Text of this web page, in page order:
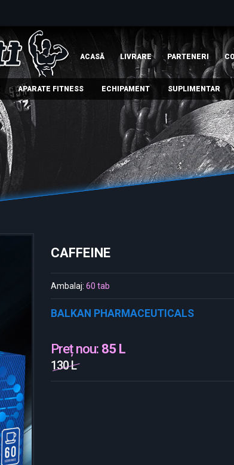
ACASĂ LIVRARE PARTENERI
APARATE FITNESS ECHIPAMENT SUPLIMENTAR
CAFFEINE
Ambalaj: 60 tab
BALKAN PHARMACEUTICALS
Preț nou: 85 L
130 L